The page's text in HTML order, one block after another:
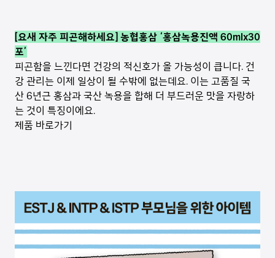
[요새 자주 피곤해하세요] 농협홍삼 ‘홍삼녹용진액 60mlx30
포’
피곤함을 느낀다면 건강의 적신호가 올 가능성이 큽니다. 건
강 관리는 이제 일상이 될 수밖에 없는데요. 이는 고품질 국
산 6년근 홍삼과 국산 녹용을 합해 더 부드러운 맛을 자랑하
는 것이 특징이에요.
제품 바로가기